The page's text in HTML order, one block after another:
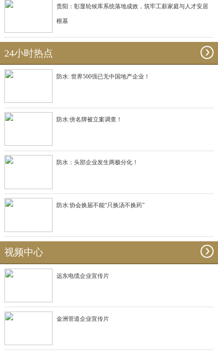
贵阳：彰显轮候库系统落地成效，筑牢工薪家庭与人才安居
根基
24小时热点
防水: 世界500强已无中国地产企业！
防水:傍名牌被立案调查！
防水：头部企业发生两极分化！
防水:协会换届不能“只换汤不换药”
视频中心
远东电缆企业宣传片
金洲管道企业宣传片